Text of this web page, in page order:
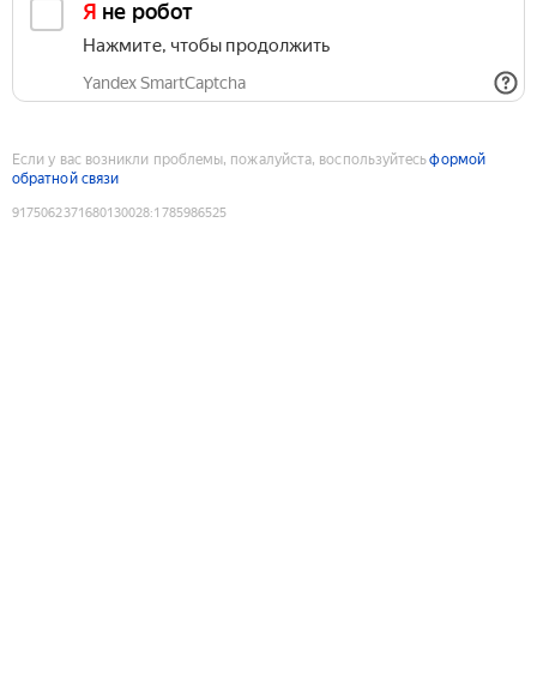
Я не робот
Нажмите, чтобы продолжить
Yandex SmartCaptcha
Если у вас возникли проблемы, пожалуйста, воспользуйтесьформой
обратной связи
9175062371680130028:1785986525